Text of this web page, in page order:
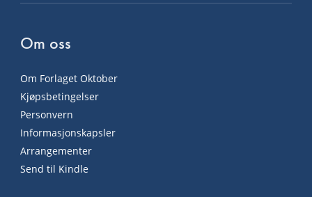
Om oss
Om Forlaget Oktober
Kjøpsbetingelser
Personvern
Informasjonskapsler
Arrangementer
Send til Kindle